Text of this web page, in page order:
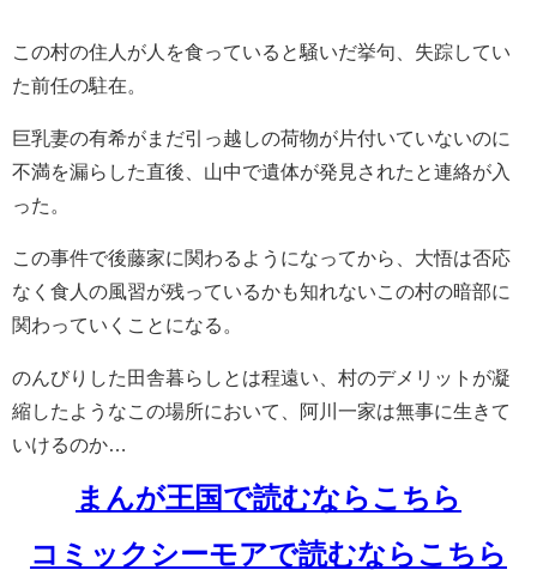
この村の住人が人を食っていると騒いだ挙句、失踪してい
た前任の駐在。
巨乳妻の有希がまだ引っ越しの荷物が片付いていないのに
不満を漏らした直後、山中で遺体が発見されたと連絡が入
った。
この事件で後藤家に関わるようになってから、大悟は否応
なく食人の風習が残っているかも知れないこの村の暗部に
関わっていくことになる。
のんびりした田舎暮らしとは程遠い、村のデメリットが凝
縮したようなこの場所において、阿川一家は無事に生きて
いけるのか…
まんが王国で読むならこちら
コミックシーモアで読むならこちら